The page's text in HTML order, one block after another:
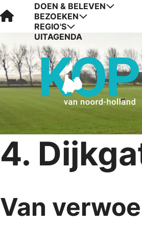
Visit Kop van Holland
DOEN & BELEVEN
BEZOEKEN
REGIO'S
UITAGENDA
4.
Van